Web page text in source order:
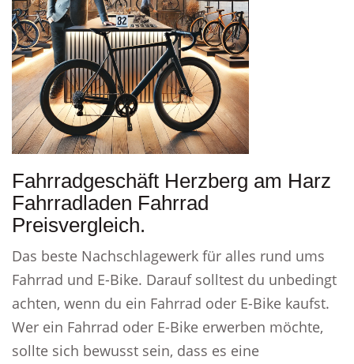
Fahrradgeschäft Herzberg am Harz
Fahrradladen Fahrrad
Preisvergleich.
Das beste Nachschlagewerk für alles rund ums
Fahrrad und E-Bike. Darauf solltest du unbedingt
achten, wenn du ein Fahrrad oder E-Bike kaufst.
Wer ein Fahrrad oder E-Bike erwerben möchte,
sollte sich bewusst sein, dass es eine